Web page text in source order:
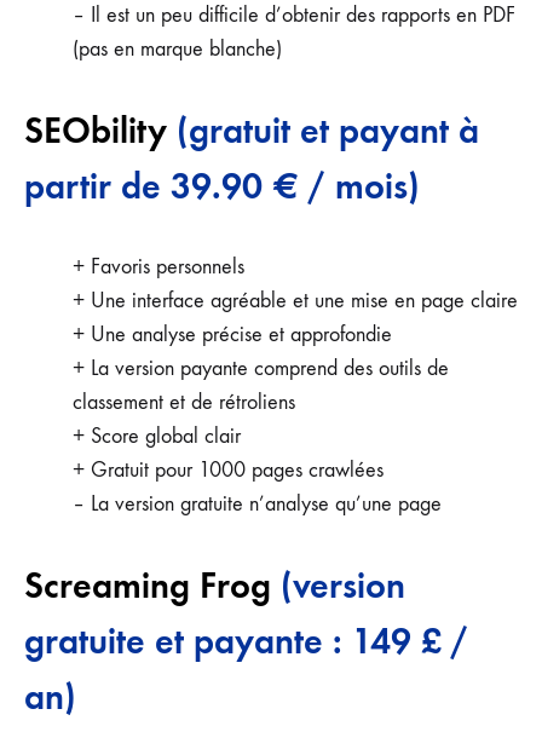
– Il est un peu difficile d’obtenir des rapports en PDF
(pas en marque blanche)
SEObility (gratuit et payant à
partir de 39.90 € / mois)
+ Favoris personnels
+ Une interface agréable et une mise en page claire
+ Une analyse précise et approfondie
+ La version payante comprend des outils de
classement et de rétroliens
+ Score global clair
+ Gratuit pour 1000 pages crawlées
– La version gratuite n’analyse qu’une page
Screaming Frog (version
gratuite et payante : 149 £ /
an)